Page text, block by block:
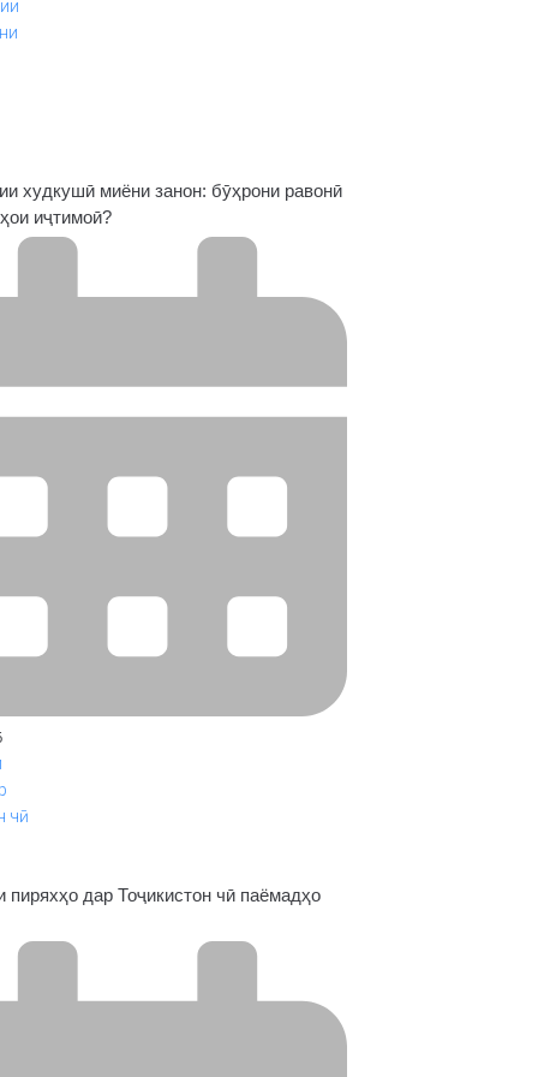
худкушӣ миёни занон: бӯҳрони равонӣ
иҷтимоӣ?
дар Тоҷикистон чӣ паёмадҳо